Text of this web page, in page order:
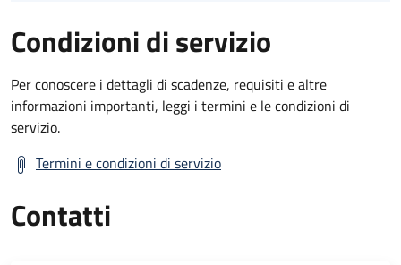
Condizioni di servizio
Per conoscere i dettagli di scadenze, requisiti e altre
informazioni importanti, leggi i termini e le condizioni di
servizio.
Termini e condizioni di servizio
Contatti